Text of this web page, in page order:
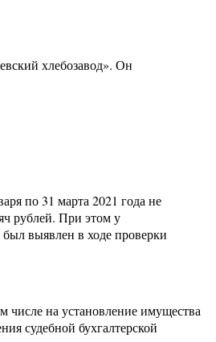
хлебозавод». Он
по 31 марта 2021 года не
рублей. При этом у
выявлен в ходе проверки
числе на установление имущества
судебной бухгалтерской